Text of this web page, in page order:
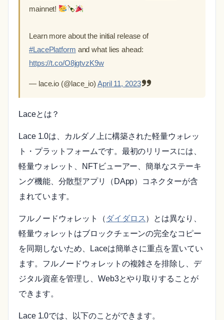
mainnet!
Learn more about the initial release of
#LacePlatform and what lies ahead:
https://t.co/O8jgtvzK9w
— lace.io (@lace_io) April 11, 2023
Laceとは？
Lace 1.0は、カルダノ上に構築された軽量ウォレッ
ト・プラットフォームです。最初のリリースには、
軽量ウォレット、NFTビューアー、簡単なステーキ
ング機能、分散型アプリ（DApp）コネクターが含
まれています。
フルノードウォレット（ ダイダロス ）とは異なり、
軽量ウォレットはブロックチェーンの完全なコピー
を同期しないため、Laceは簡単さに重点を置いてい
ます。フルノードウォレットの複雑さを排除し、デ
ジタル資産を管理し、Web3とやり取りすることが
できます。
Lace 1.0では、以下のことができます。